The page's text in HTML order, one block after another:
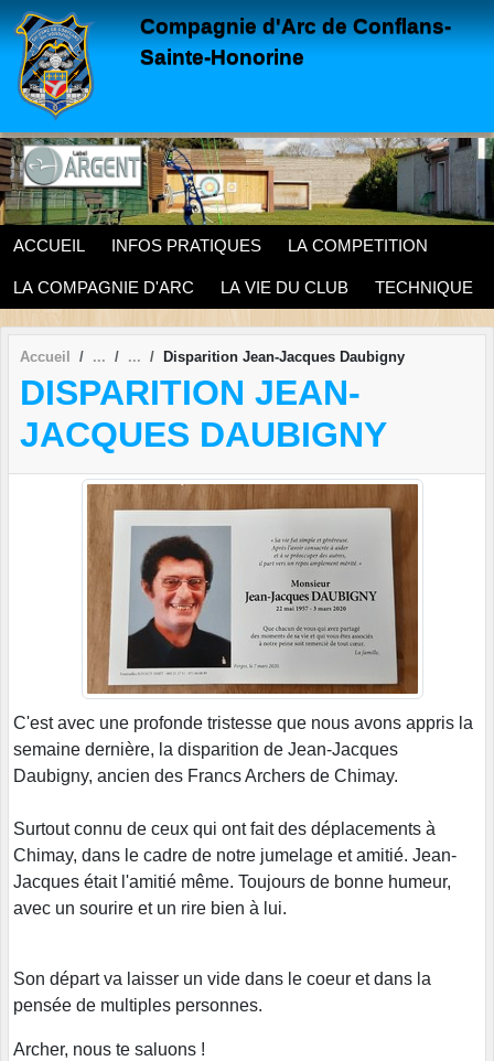
Compagnie d'Arc de Conflans-
Sainte-Honorine
ACCUEIL INFOS PRATIQUES LA COMPETITION
LA COMPAGNIE D'ARC LA VIE DU CLUB TECHNIQUE
Accueil Disparition Jean-Jacques Daubigny
DISPARITION JEAN-
JACQUES DAUBIGNY
C'est avec une profonde tristesse que nous avons appris la
semaine dernière, la disparition de Jean-Jacques
Daubigny, ancien des Francs Archers de Chimay.
Surtout connu de ceux qui ont fait des déplacements à
Chimay, dans le cadre de notre jumelage et amitié. Jean-
Jacques était l'amitié même. Toujours de bonne humeur,
avec un sourire et un rire bien à lui.
Son départ va laisser un vide dans le coeur et dans la
pensée de multiples personnes.
Archer, nous te saluons !
Panneau de gestion des cookies